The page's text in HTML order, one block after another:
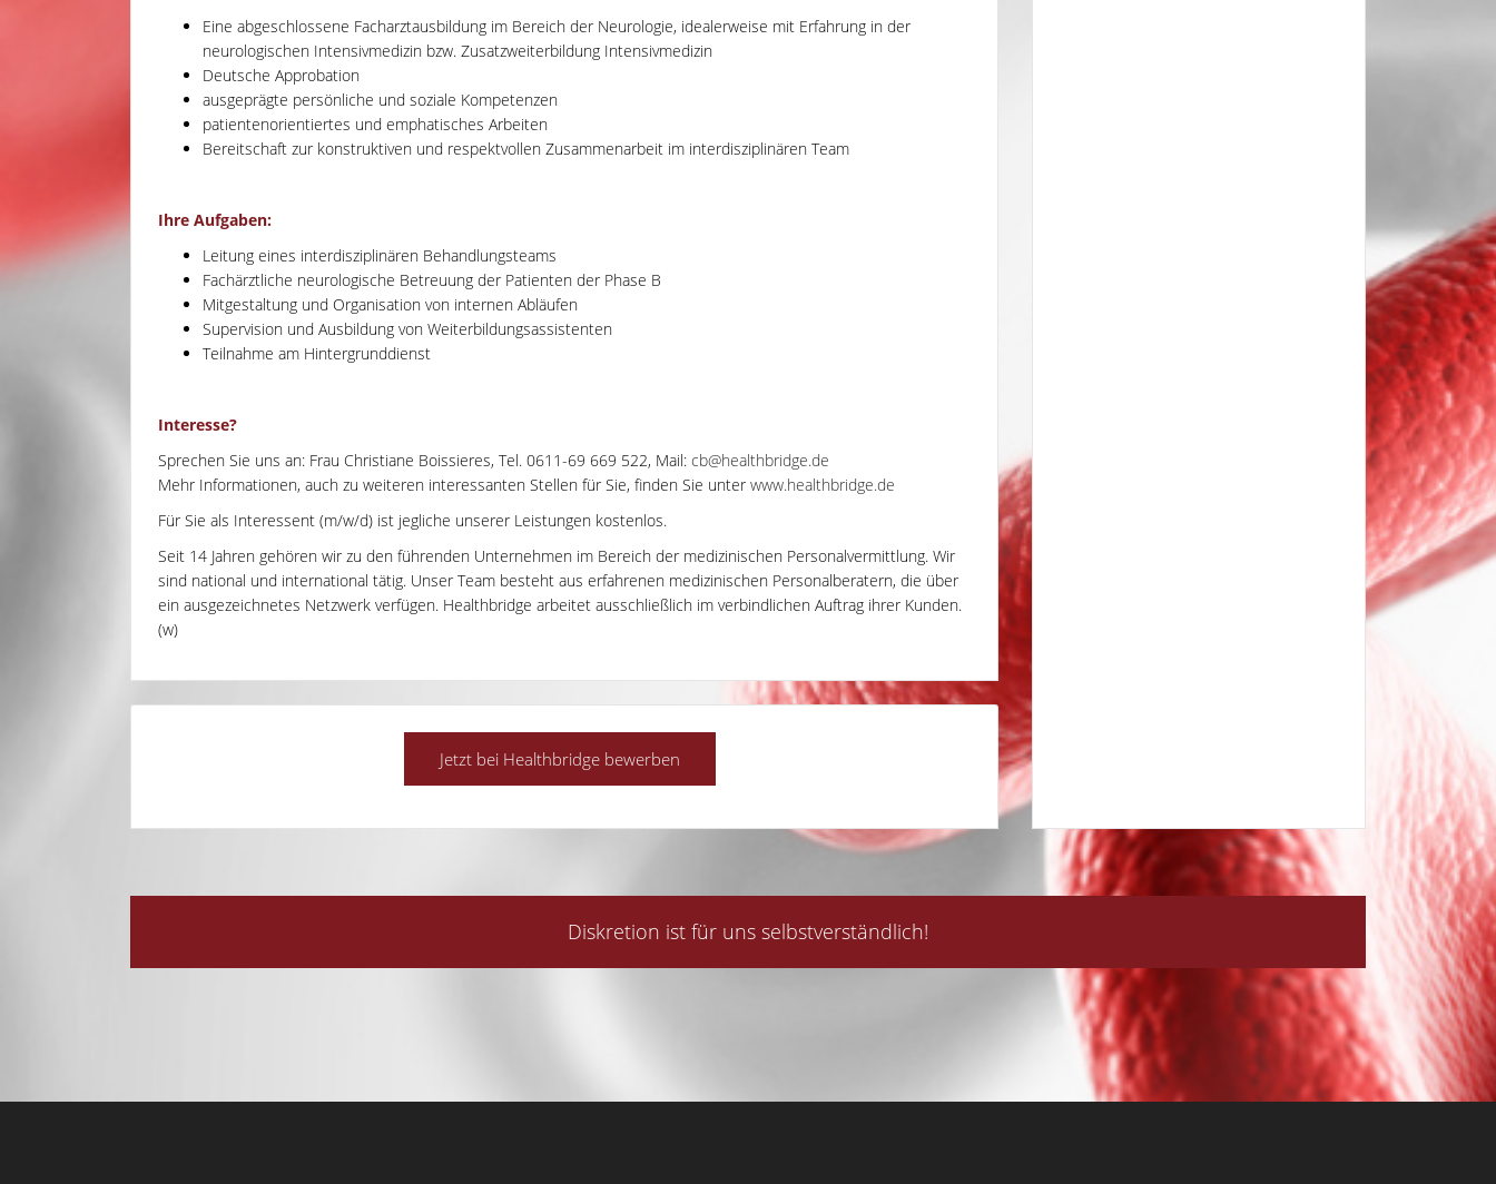
Eine abgeschlossene Facharztausbildung im Bereich der Neurologie, idealerweise mit Erfahrung in der
neurologischen Intensivmedizin bzw. Zusatzweiterbildung Intensivmedizin
Deutsche Approbation
ausgeprägte persönliche und soziale Kompetenzen
patientenorientiertes und emphatisches Arbeiten
Bereitschaft zur konstruktiven und respektvollen Zusammenarbeit im interdisziplinären Team
Ihre Aufgaben:
Leitung eines interdisziplinären Behandlungsteams
Fachärztliche neurologische Betreuung der Patienten der Phase B
Mitgestaltung und Organisation von internen Abläufen
Supervision und Ausbildung von Weiterbildungsassistenten
Teilnahme am Hintergrunddienst
Interesse?
Sprechen Sie uns an: Frau Christiane Boissieres, Tel. 0611-69 669 522, Mail: cb@healthbridge.de
Mehr Informationen, auch zu weiteren interessanten Stellen für Sie, finden Sie unter www.healthbridge.de
Für Sie als Interessent (m/w/d) ist jegliche unserer Leistungen kostenlos.
Seit 14 Jahren gehören wir zu den führenden Unternehmen im Bereich der medizinischen Personalvermittlung. Wir
sind national und international tätig. Unser Team besteht aus erfahrenen medizinischen Personalberatern, die über
ein ausgezeichnetes Netzwerk verfügen. Healthbridge arbeitet ausschließlich im verbindlichen Auftrag ihrer Kunden.
(w)
Diskretion ist für uns selbstverständlich!